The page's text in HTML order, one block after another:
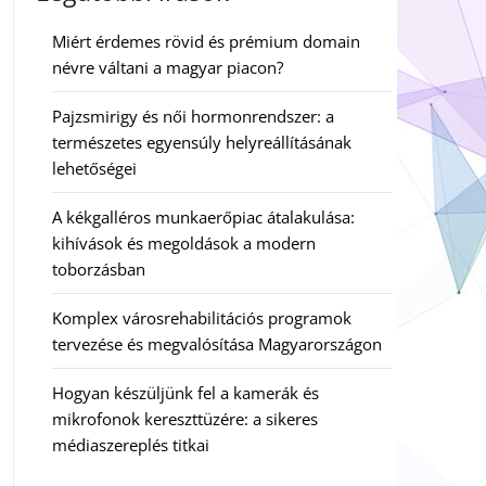
Miért érdemes rövid és prémium domain
névre váltani a magyar piacon?
Pajzsmirigy és női hormonrendszer: a
természetes egyensúly helyreállításának
lehetőségei
A kékgalléros munkaerőpiac átalakulása:
kihívások és megoldások a modern
toborzásban
Komplex városrehabilitációs programok
tervezése és megvalósítása Magyarországon
Hogyan készüljünk fel a kamerák és
mikrofonok kereszttüzére: a sikeres
médiaszereplés titkai